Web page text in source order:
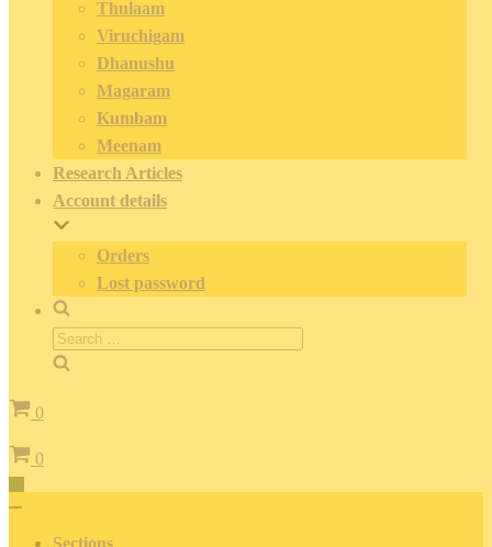
Thulaam
Viruchigam
Dhanushu
Magaram
Kumbam
Meenam
Research Articles
Account details
Orders
Lost password
Search
for:
Cart
0
Cart
0
Toggle
Navigation
Sections